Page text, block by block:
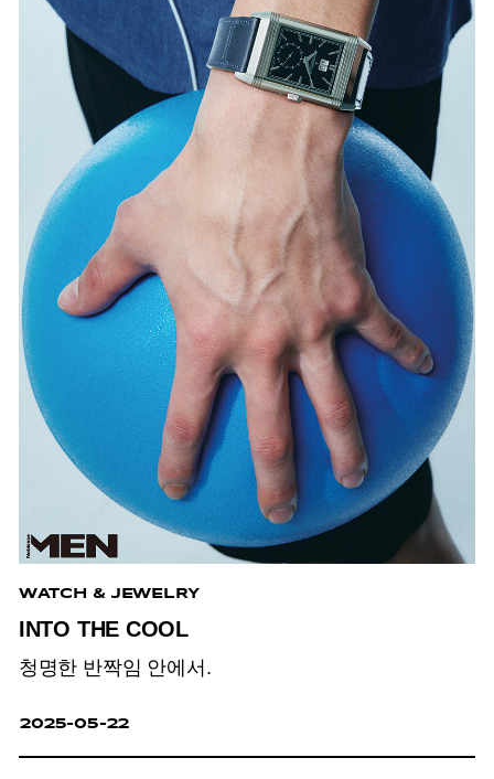
WATCH & JEWELRY
INTO THE COOL
청명한 반짝임 안에서.
2025-05-22